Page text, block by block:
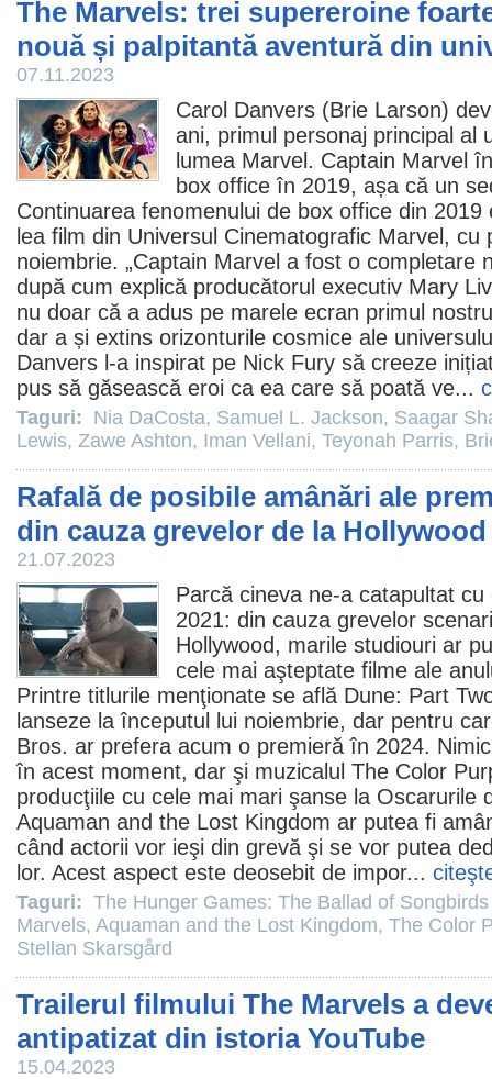
The Marvels: trei supereroine
nouă și palpitantă aventură din
07.11.2023
Carol Danvers (Brie Larson)
ani, primul personaj principal al
lumea Marvel. Captain Marvel
box office în 2019, așa că un
Continuarea fenomenului de box office din
lea film din Universul Cinematografic Marvel, cu
noiembrie. „Captain Marvel a fost o completare
după cum explică producătorul executiv Mary
nu doar că a adus pe marele ecran primul
dar a și extins orizonturile cosmice ale
Danvers l-a inspirat pe Nick Fury să creeze
pus să găsească eroi ca ea care să poată ve...
Taguri: Nia DaCosta, Samuel L. Jackson, Saagar
Lewis, Zawe Ashton, Iman Vellani, Teyonah Parris,
Rafală de posibile amânări ale
din cauza grevelor de la Hollywood
21.07.2023
Parcă cineva ne-a catapultat
2021: din cauza grevelor
Hollywood, marile studiouri ar
cele mai aşteptate filme ale
Printre titlurile menţionate se află Dune: Part
lanseze la începutul lui noiembrie, dar pentru
Bros. ar prefera acum o premieră în 2024.
în acest moment, dar şi muzicalul The Color
producţiile cu cele mai mari şanse la Oscarurile
Aquaman and the Lost Kingdom ar putea fi
când actorii vor ieşi din grevă şi se vor putea
lor. Acest aspect este deosebit de impor...
Taguri: The Hunger Games: The Ballad of
Marvels, Aquaman and the Lost Kingdom, The Color
Stellan Skarsgård
Trailerul filmului The Marvels a
antipatizat din istoria YouTube
15.04.2023